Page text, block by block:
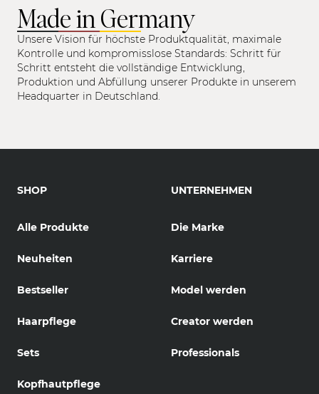
Made in Germany
Unsere Vision für höchste Produktqualität, maximale
Kontrolle und kompromisslose Standards: Schritt für
Schritt entsteht die vollständige Entwicklung,
Produktion und Abfüllung unserer Produkte in unserem
Headquarter in Deutschland.
SHOP
Alle Produkte
Neuheiten
Bestseller
Haarpflege
Sets
Kopfhautpflege
UNTERNEHMEN
Die Marke
Karriere
Model werden
Creator werden
Professionals